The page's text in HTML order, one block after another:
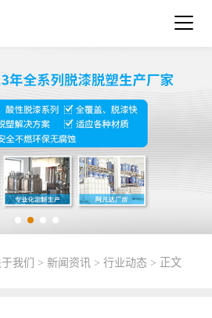
我们 > 新闻资讯 > 行业动态> 正文